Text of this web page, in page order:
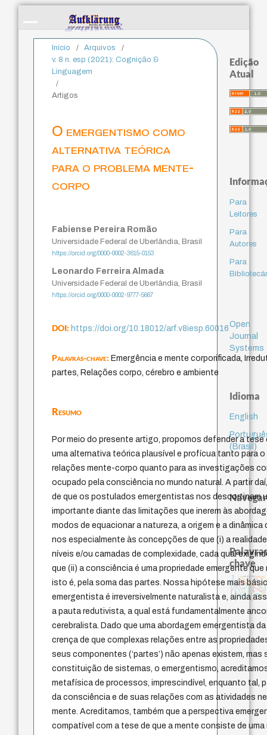
Início / Arquivos
/
v. 8 n. esp (2021): Cognição &
Linguagem
/
Artigos
O emergentismo como
alternativa teórica
para o problema mente-
corpo
Fabiense Pereira Romão
Universidade Federal de Uberlândia, Brasil
https://orcid.org/0000-0002-3615-0153
Leonardo Ferreira Almada
Universidade Federal de Uberlândia, Brasil
https://orcid.org/0000-0002-9777-5667
DOI:https://doi.org/10.18012/arf.v8iesp.60016
Palavras-chave:Emergência e mente corporificada,
partes, Relações corpo, cérebro e ambiente
Resumo
Por meio do presente artigo, propomos defender a tese
uma alternativa teórica plausível e profícua tanto para
relações mente-corpo quanto para as investigações
ocupado pela consciência no mundo natural. A partir
de que os postulados emergentistas nos descortinam
importante diante das limitações que inerem às
modos de equacionar a natureza, a origem e a dinâmica
nos especialmente às concepções de que (i) a
níveis e/ou camadas de complexidade, cada qual
que (ii) a consciência é uma propriedade emergente
isto é, pela soma das partes. Nossa hipótese mais
emergentista é irreversivelmente naturalista e, ainda
a pauta redutivista, a qual está fundamentalmente
cerebralista. Dado que uma abordagem emergentista
crença de que complexas relações entre as
seus componentes (‘partes’) não apenas existem, mas
constituição de sistemas, o emergentismo,
metafísica de processos, imprescindível, enquanto tal,
da consciência e de suas relações com as atividades
mente. Acreditamos, também que a perspectiva
compatível com a tese de que a mente consiste de
Edição
Atual
Para
Leitores
Para
Autores
Para
Open
Journal
Systems
Idioma
English
(Brasil)
Navegar
chave
immanuel kant
japanese education thoughts
gosto juízo
sensus communis
formaçãoeducation ideologyfukuzawa yukichi
redução
mulher
popper
falseabilidade carnap
constituição nome
física quântica
judaísmo
revelação
coletividade
autenticidade
impessoal
conjecturas
descartes
ren
ética.
levinas
yi
sentido